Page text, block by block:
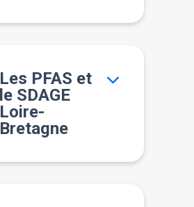
Les PFAS et
le SDAGE
Loire-
Bretagne